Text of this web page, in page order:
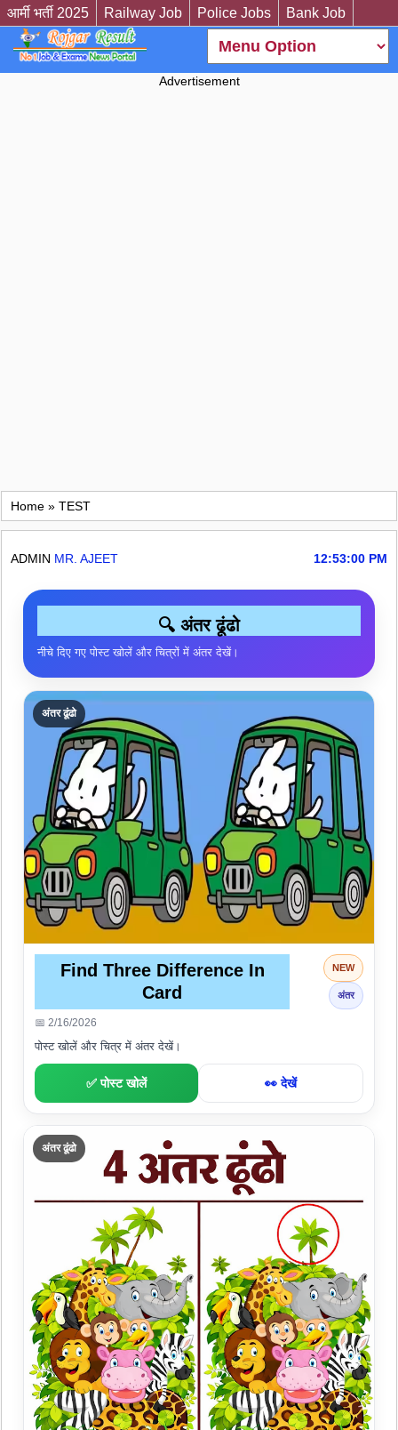
आर्मी भर्ती 2025 Railway Job Police Jobs Bank Job
Advertisement
Home » TEST
ADMIN MR. AJEET 12:53:00 PM
🔍 अंतर ढूंढो
नीचे दिए गए पोस्ट खोलें और चित्रों में अंतर देखें।
अंतर ढूंढो
Find Three Difference In
Card
NEW
अंतर
📅 2/16/2026
पोस्ट खोलें और चित्र में अंतर देखें।
✅ पोस्ट खोलें 👀 देखें
अंतर ढूंढो